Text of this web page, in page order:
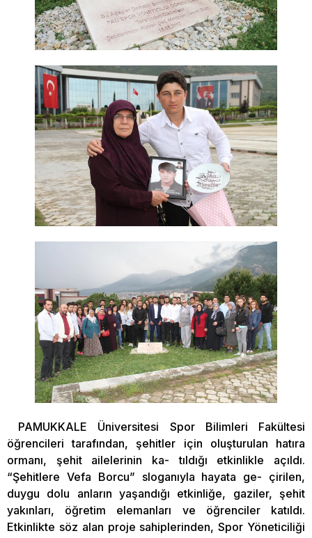
PAMUKKALE Üniversitesi Spor Bilimleri Fakültesi
öğrencileri tarafından, şehitler için oluşturulan hatıra
ormanı, şehit ailelerinin ka- tıldığı etkinlikle açıldı.
“Şehitlere Vefa Borcu” sloganıyla hayata ge- çirilen,
duygu dolu anların yaşandığı etkinliğe, gaziler, şehit
yakınları, öğretim elemanları ve öğrenciler katıldı.
Etkinlikte söz alan proje sahiplerinden, Spor Yöneticiliği